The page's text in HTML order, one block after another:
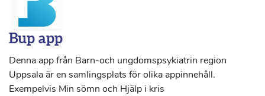
Bup app
Denna app från Barn-och ungdomspsykiatrin region
Uppsala är en samlingsplats för olika appinnehåll.
Exempelvis Min sömn och Hjälp i kris